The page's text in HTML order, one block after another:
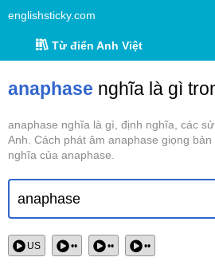
englishsticky.com
Từ điển Anh Việt
anaphase nghĩa là gì
anaphase nghĩa là gì, định nghĩa, các
Anh. Cách phát âm anaphase giọng
nghĩa của anaphase.
US •• •• ••